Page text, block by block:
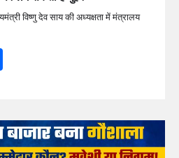
विष्णु देव साय की अध्यक्षता में मंत्रालय